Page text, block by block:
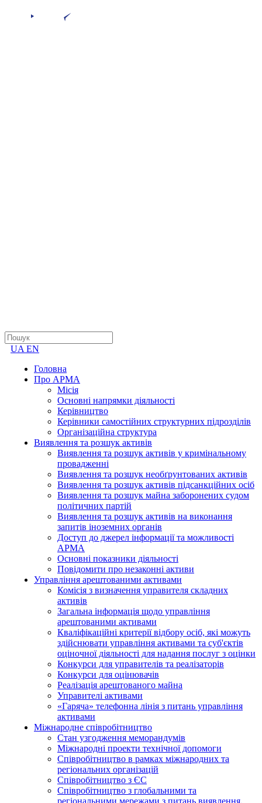
UA EN
Головна
Про АРМА
Місія
Основні напрямки діяльності
Керівництво
Керівники самостійних структурних підрозділів
Організаційна структура
Виявлення та розшук активів
Виявлення та розшук активів у кримінальному
провадженні
Виявлення та розшук необґрунтованих активів
Виявлення та розшук активів підсанкційних осіб
Виявлення та розшук майна заборонених судом
політичних партій
Виявлення та розшук активів на виконання
запитів іноземних органів
Доступ до джерел інформації та можливості
АРМА
Основні показники діяльності
Повідомити про незаконні активи
Управління арештованими активами
Комісія з визначення управителя складних
активів
Загальна інформація щодо управління
арештованими активами
Кваліфікаційні критерії відбору осіб, які можуть
здiйснювати управління активами та суб'єктів
оціночної діяльності для надання послуг з оцінки
Конкурси для управителів та реалізаторів
Конкурси для оцінювачів
Реалізація арештованого майна
Управителі активами
«Гаряча» телефонна лінія з питань управління
активами
Міжнародне співробітництво
Стан узгодження меморандумів
Міжнародні проекти технічної допомоги
Співробітництво в рамках міжнародних та
регіональних організацій
Співробітництво з ЄС
Співробітництво з глобальними та
регіональними мережами з питань виявлення,